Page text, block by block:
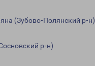
(Зубово-Полянский р-н)
р-н)